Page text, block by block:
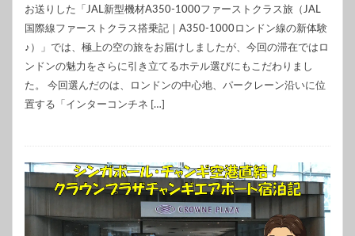
お送りした「JAL新型機材A350-1000ファーストクラス旅（JAL
国際線ファーストクラス搭乗記｜A350-1000ロンドン線の新体験
♪）」では、極上の空の旅をお届けしましたが、今回の滞在ではロ
ンドンの魅力をさらに引き立てるホテル選びにもこだわりまし
た。 今回選んだのは、ロンドンの中心地、パークレーン沿いに位
置する「インターコンチネ […]